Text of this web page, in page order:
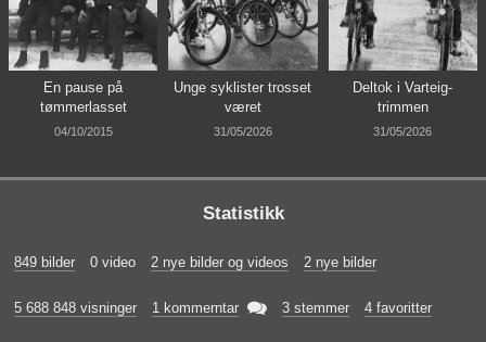
En pause på
tømmerlasset
04/10/2015
Unge syklister trosset
været
31/05/2026
Deltok i Varteig-
trimmen
31/05/2026
Statistikk
849 bilder 0 video 2 nye bilder og videos 2 nye bilder
5 688 848 visninger 1 kommerntar  3 stemmer 4 favoritter